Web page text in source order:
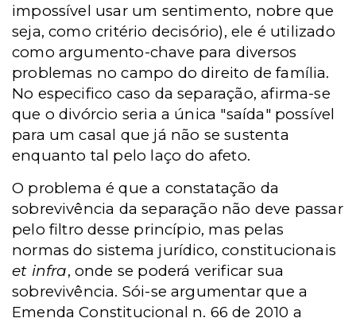
impossível usar um sentimento, nobre que
seja, como critério decisório), ele é utilizado
como argumento-chave para diversos
problemas no campo do direito de família.
No especifico caso da separação, afirma-se
que o divórcio seria a única "saída" possível
para um casal que já não se sustenta
enquanto tal pelo laço do afeto.
O problema é que a constatação da
sobrevivência da separação não deve passar
pelo filtro desse princípio, mas pelas
normas do sistema jurídico, constitucionais
et infra, onde se poderá verificar sua
sobrevivência. Sói-se argumentar que a
Emenda Constitucional n. 66 de 2010 a